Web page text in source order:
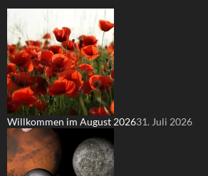
Willkommen im August 202631. Juli 2026